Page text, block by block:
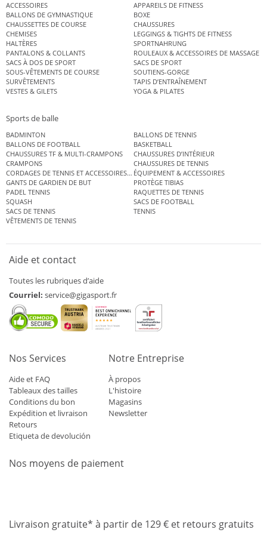
ACCESSOIRES
APPAREILS DE FITNESS
BALLONS DE GYMNASTIQUE
BOXE
CHAUSSETTES DE COURSE
CHAUSSURES
CHEMISES
LEGGINGS & TIGHTS DE FITNESS
HALTÈRES
SPORTNAHRUNG
PANTALONS & COLLANTS
ROULEAUX & ACCESSOIRES DE MASSAGE
SACS À DOS DE SPORT
SACS DE SPORT
SOUS-VÊTEMENTS DE COURSE
SOUTIENS-GORGE
SURVÊTEMENTS
TAPIS D’ENTRAÎNEMENT
VESTES & GILETS
YOGA & PILATES
Sports de balle
BADMINTON
BALLONS DE TENNIS
BALLONS DE FOOTBALL
BASKETBALL
CHAUSSURES TF & MULTI-CRAMPONS
CHAUSSURES D’INTÉRIEUR
CRAMPONS
CHAUSSURES DE TENNIS
CORDAGES DE TENNIS ET ACCESSOIRES DE TENNISÉQUIPEMENT & ACCESSOIRES
GANTS DE GARDIEN DE BUT
PROTÈGE TIBIAS
PADEL TENNIS
RAQUETTES DE TENNIS
SQUASH
SACS DE FOOTBALL
SACS DE TENNIS
TENNIS
VÊTEMENTS DE TENNIS
Aide et contact
Toutes les rubriques d’aide
Courriel: service@gigasport.fr
Nos Services
Aide et FAQ
Tableaux des tailles
Conditions du bon
Expédition et livraison
Retours
Etiqueta de devolución
Notre Entreprise
À propos
L'histoire
Magasins
Newsletter
Nos moyens de paiement
Livraison gratuite* à partir de 129 € et retours gratuits